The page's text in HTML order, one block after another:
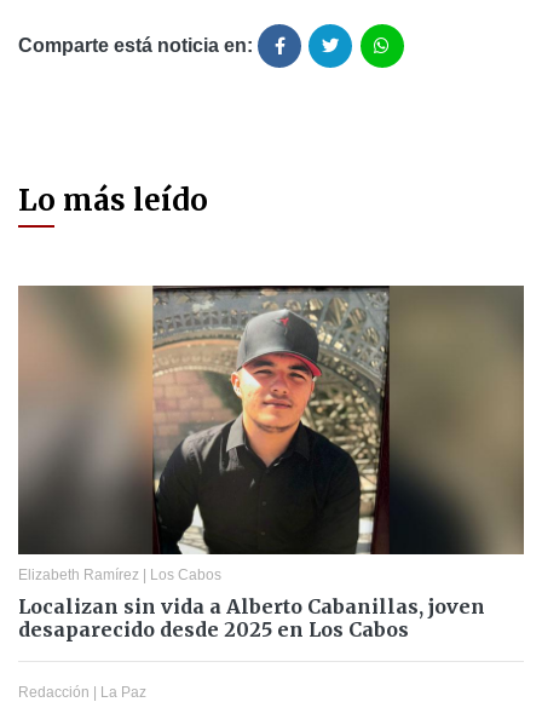
Comparte está noticia en:
Lo más leído
Elizabeth Ramírez | Los Cabos
Localizan sin vida a Alberto Cabanillas, joven
desaparecido desde 2025 en Los Cabos
Redacción | La Paz